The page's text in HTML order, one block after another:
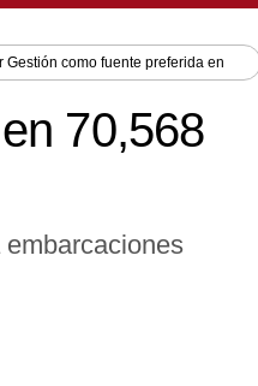
Gestión como fuente preferida en
70,568